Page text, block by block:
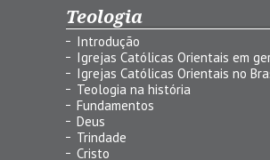
Teologia
Introdução
Igrejas Católicas Orientais em
Igrejas Católicas Orientais no
Teologia na história
Fundamentos
Deus
Trindade
Cristo